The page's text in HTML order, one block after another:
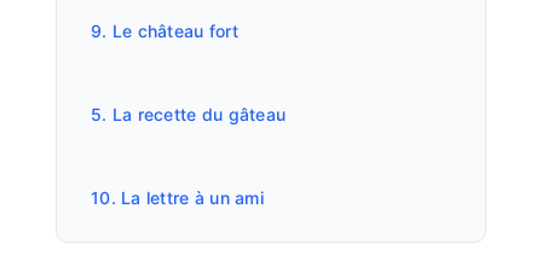
9. Le château fort
5. La recette du gâteau
10. La lettre à un ami